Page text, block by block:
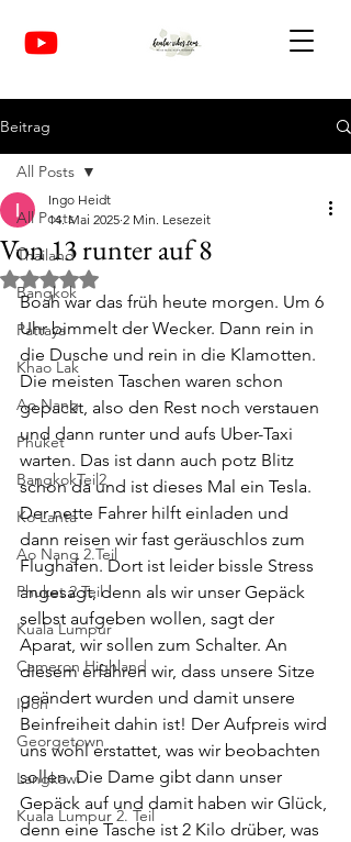
Beitrag
All Posts
Thailand
Bangkok
Pattaya
Khao Lak
Ao Nang
Phuket
BangkokTeil2
Ko Lanta
Ao Nang 2.Teil
Phuket 2.Teil
Kuala Lumpur
Cameron Highland
Ipoh
Georgetown
Langkawi
Kuala Lumpur 2. Teil
All Posts
Von 13 runter auf 8
Ingo Heidt
14. Mai 2025 2 Min. Lesezeit
Mit NaN von 5 Sternen bewertet.
Boah war das früh heute morgen. Um 6
Uhr bimmelt der Wecker. Dann rein in
die Dusche und rein in die Klamotten.
Die meisten Taschen waren schon
gepackt, also den Rest noch verstauen
und dann runter und aufs Uber-Taxi
warten. Das ist dann auch potz Blitz
schon da und ist dieses Mal ein Tesla.
Der nette Fahrer hilft einladen und
dann reisen wir fast geräuschlos zum
Flughafen. Dort ist leider bissle Stress
angesagt, denn als wir unser Gepäck
selbst aufgeben wollen, sagt der
Aparat, wir sollen zum Schalter. An
diesem erfahren wir, dass unsere Sitze
geändert wurden und damit unsere
Beinfreiheit dahin ist! Der Aufpreis wird
uns wohl erstattet, was wir beobachten
sollen. Die Dame gibt dann unser
Gepäck auf und damit haben wir Glück,
denn eine Tasche ist 2 Kilo drüber, was